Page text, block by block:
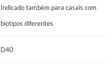
Indicado também para casais com
biotipos diferentes
D40